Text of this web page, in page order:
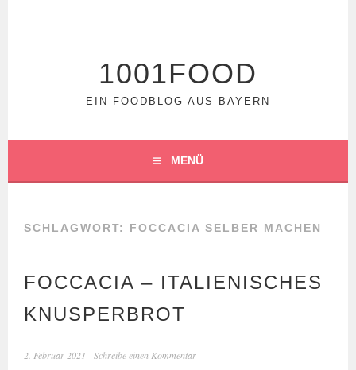
1001FOOD
EIN FOODBLOG AUS BAYERN
MENÜ
SCHLAGWORT: FOCCACIA SELBER MACHEN
FOCCACIA – ITALIENISCHES
KNUSPERBROT
2. Februar 2021 Schreibe einen Kommentar